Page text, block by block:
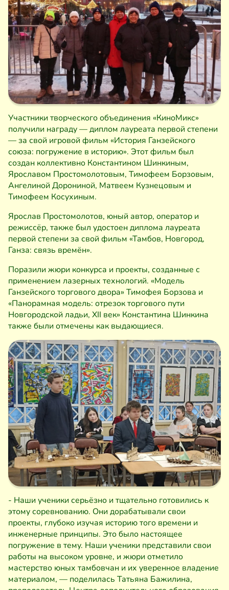
Участники творческого объединения «КиноМикс»
получили награду — диплом лауреата первой степени
— за свой игровой фильм «История Ганзейского
союза: погружение в историю». Этот фильм был
создан коллективно Константином Шинкиным,
Ярославом Простомолотовым, Тимофеем Борзовым,
Ангелиной Дорониной, Матвеем Кузнецовым и
Тимофеем Косухиным.
Ярослав Простомолотов, юный автор, оператор и
режиссёр, также был удостоен диплома лауреата
первой степени за свой фильм «Тамбов, Новгород,
Ганза: связь времён».
Поразили жюри конкурса и проекты, созданные с
применением лазерных технологий. «Модель
Ганзейского торгового двора» Тимофея Борзова и
«Панорамная модель: отрезок торгового пути
Новгородской ладьи, XII век» Константина Шинкина
также были отмечены как выдающиеся.
- Наши ученики серьёзно и тщательно готовились к
этому соревнованию. Они дорабатывали свои
проекты, глубоко изучая историю того времени и
инженерные принципы. Это было настоящее
погружение в тему. Наши ученики представили свои
работы на высоком уровне, и жюри отметило
мастерство юных тамбовчан и их уверенное владение
материалом, — поделилась Татьяна Бажилина,